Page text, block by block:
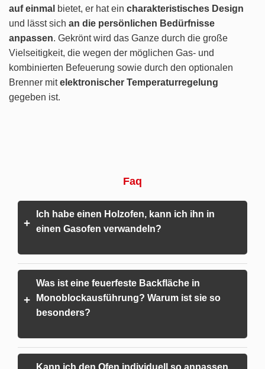
auf einmal bietet, er hat ein charakteristisches Design
und lässt sich an die persönlichen Bedürfnisse
anpassen. Gekrönt wird das Ganze durch die große
Vielseitigkeit, die wegen der möglichen Gas- und
kombinierten Befeuerung sowie durch den optionalen
Brenner mitelektronischer Temperaturregelung
gegeben ist.
Faq
+
Ich habe einen Holzofen, kann ich ihn in
einen Gasofen verwandeln?
+
Was ist eine feuerfeste Backfläche in
Monoblockausführung? Warum ist sie so
besonders?
Kann ich den Ofen individuell so anpassen,